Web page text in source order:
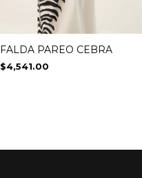
FALDA PAREO CEBRA
$4,541.00